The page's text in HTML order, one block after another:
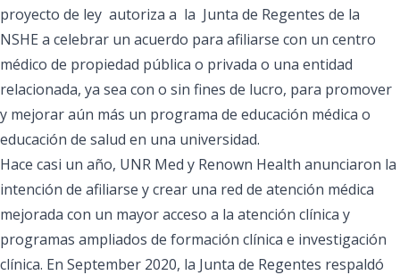
proyecto de ley autoriza a la Junta de Regentes de la
NSHE a celebrar un acuerdo para afiliarse con un centro
médico de propiedad pública o privada o una entidad
relacionada, ya sea con o sin fines de lucro, para promover
y mejorar aún más un programa de educación médica o
educación de salud en una universidad.
Hace casi un año, UNR Med y Renown Health anunciaron la
intención de afiliarse y crear una red de atención médica
mejorada con un mayor acceso a la atención clínica y
programas ampliados de formación clínica e investigación
clínica. En September 2020, la Junta de Regentes respaldó